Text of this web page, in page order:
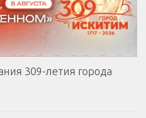
309-летия города